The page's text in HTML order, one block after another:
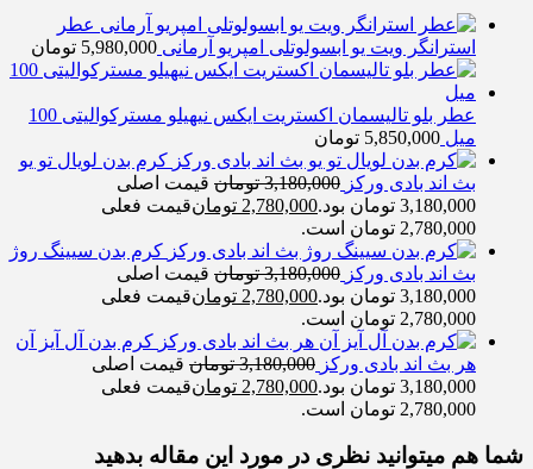
عطر
استرانگر ویت یو ابسولوتلی امپریو آرمانی 5,980,000 تومان
عطر بلو تالیسمان اکستریت ایکس نیهیلو مسترکوالیتی 100
میل 5,850,000 تومان
کرم بدن لویال تو یو
بث اند بادی ورکز 3,180,000 تومان قیمت اصلی
3,180,000 تومان بود.
2,780,000 تومانقیمت فعلی
2,780,000 تومان است.
کرم بدن سیینگ روژ
بث اند بادی ورکز 3,180,000 تومان قیمت اصلی
3,180,000 تومان بود.
2,780,000 تومانقیمت فعلی
2,780,000 تومان است.
کرم بدن آل آیز آن
هر بث اند بادی ورکز 3,180,000 تومان قیمت اصلی
3,180,000 تومان بود.
2,780,000 تومانقیمت فعلی
2,780,000 تومان است.
شما هم میتوانید نظری در مورد این مقاله بدهید